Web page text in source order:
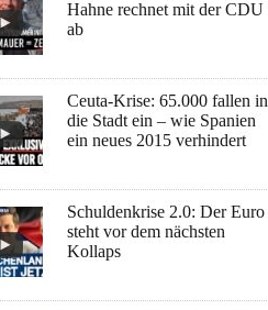
Hahne rechnet mit der CDU
ab
Ceuta-Krise: 65.000 fallen in
die Stadt ein – wie Spanien
ein neues 2015 verhindert
Schuldenkrise 2.0: Der Euro
steht vor dem nächsten
Kollaps